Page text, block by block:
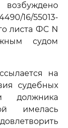
16/55013-
листа ФС N
судом
на
судебных
должника
имелась